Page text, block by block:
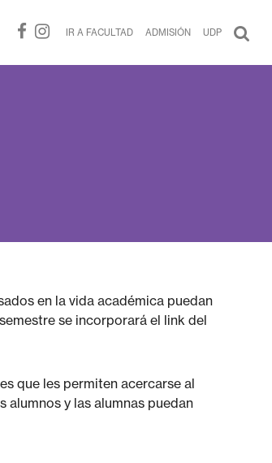
IR A FACULTAD ADMISIÓN UDP
en la vida académica puedan
se incorporará el link del
que les permiten acercarse al
y las alumnas puedan